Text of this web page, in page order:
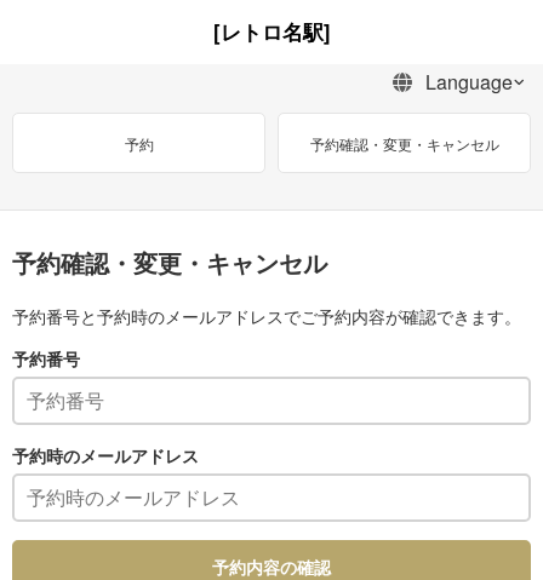
[レトロ名駅]
予約 予約確認・変更・キャンセル
予約確認・変更・キャンセル
予約番号と予約時のメールアドレスでご予約内容が確認できます。
予約番号
予約時のメールアドレス
予約内容の確認